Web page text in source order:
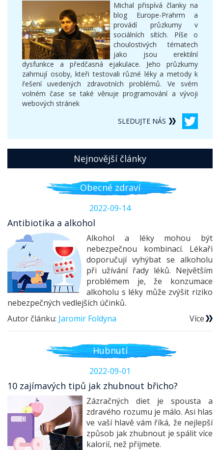
Michal přispívá članky na
blog Europe-Prahrm a
provádí průzkumy v
sociálních sítích. Píše o
choulostivých tématech
jako jsou erektilní
dysfunkce a předčasná ejakulace. Jeho průzkumy
zahrnují osoby, kteři testovali různé léky a metody k
řešení uvedených zdravotních problémů. Ve svém
volném čase se také věnuje programování a vývoji
webových stránek
SLEDUJTE NÁS
Nejnovější články
Obecné zdraví
2022-09-14
Antibiotika a alkohol
Alkohol a léky mohou být
nebezpečnou kombinací. Lékaři
doporučují vyhýbat se alkoholu
při užívání řady léků. Největším
problémem je, že konzumace
alkoholu s léky může zvýšit riziko
nebezpečných vedlejších účinků.
Autor článku: Jaromir Foldyna Více
Hubnutí
2022-09-01
10 zajímavých tipů jak zhubnout břicho?
Zázračných diet je spousta a
zdravého rozumu je málo. Asi hlas
ve vaší hlavě vám říká, že nejlepší
způsob jak zhubnout je spálit více
kalorií, než přijmete.